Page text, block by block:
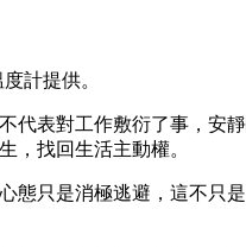
計提供。
代表對工作敷衍了事，安
，找回生活主動權。
態只是消極逃避，這不只是